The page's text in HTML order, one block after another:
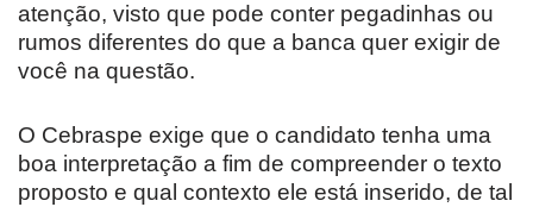
atenção, visto que pode conter pegadinhas ou
rumos diferentes do que a banca quer exigir de
você na questão.
O Cebraspe exige que o candidato tenha uma
boa interpretação a fim de compreender o texto
proposto e qual contexto ele está inserido, de tal